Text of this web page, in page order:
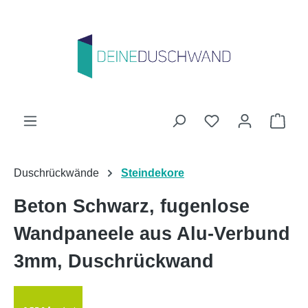
Du hast 0
Duschrückwände Steindekore
Beton Schwarz, fugenlose
Wandpaneele aus Alu-Verbund
3mm, Duschrückwand